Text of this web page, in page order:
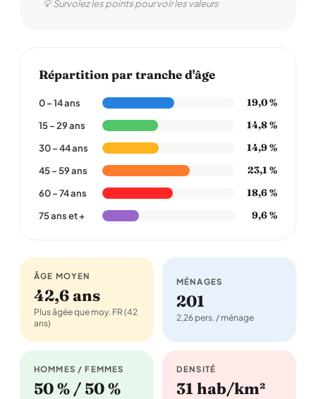
💡 Survolez les points pour voir les valeurs
Répartition par tranche d'âge
0 – 14 ans 19,0 %
15 – 29 ans 14,8 %
30 – 44 ans 14,9 %
45 – 59 ans 23,1 %
60 – 74 ans 18,6 %
75 ans et + 9,6 %
ÂGE MOYEN
42,6 ans
Plus âgée que moy. FR (42
ans)
MÉNAGES
201
2,26 pers. / ménage
HOMMES / FEMMES
50 % / 50 %
DENSITÉ
31 hab/km²